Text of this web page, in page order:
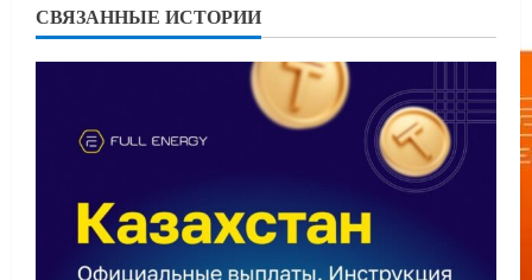
СВЯЗАННЫЕ ИСТОРИИ